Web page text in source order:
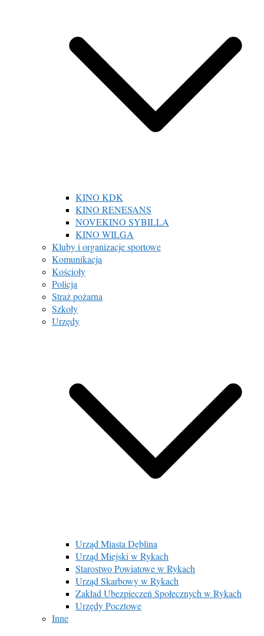
KINO KDK
KINO RENESANS
NOVEKINO SYBILLA
KINO WILGA
Kluby i organizacje sportowe
Komunikacja
Kościoły
Policja
Straż pożarna
Szkoły
Urzędy
Urząd Miasta Dęblina
Urząd Miejski w Rykach
Starostwo Powiatowe w Rykach
Urząd Skarbowy w Rykach
Zakład Ubezpieczeń Społecznych w Rykach
Urzędy Pocztowe
Inne